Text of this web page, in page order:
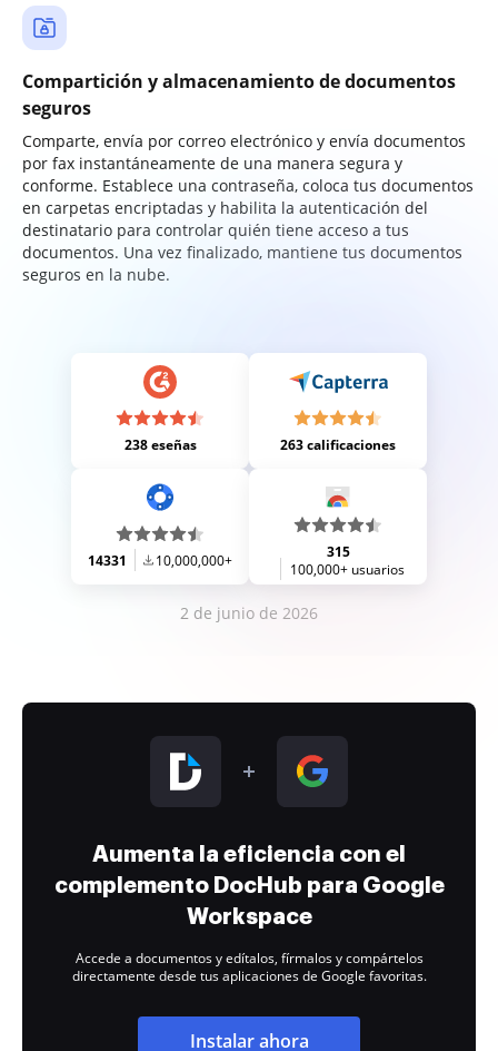
Compartición y almacenamiento de documentos
seguros
Comparte, envía por correo electrónico y envía documentos
por fax instantáneamente de una manera segura y
conforme. Establece una contraseña, coloca tus documentos
en carpetas encriptadas y habilita la autenticación del
destinatario para controlar quién tiene acceso a tus
documentos. Una vez finalizado, mantiene tus documentos
seguros en la nube.
238 eseñas 263 calificaciones
14331 10,000,000+
315
100,000+ usuarios
2 de junio de 2026
Aumenta la eficiencia con el
complemento DocHub para Google
Workspace
Accede a documentos y edítalos, fírmalos y compártelos
directamente desde tus aplicaciones de Google favoritas.
Instalar ahora